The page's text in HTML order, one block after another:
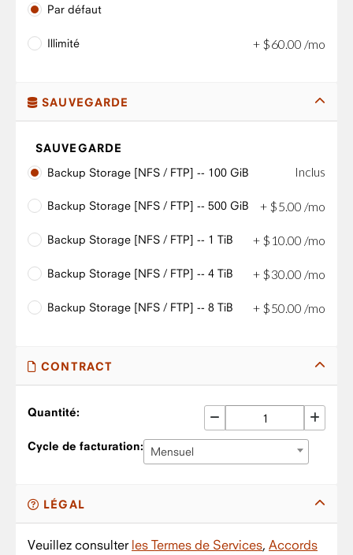
Par défaut
Illimité + $60.00 /mo
SAUVEGARDE
SAUVEGARDE
Backup Storage [NFS / FTP] -- 100 GiB
Inclus
Backup Storage [NFS / FTP] -- 500 GiB + $5.00 /mo
Backup Storage [NFS / FTP] -- 1 TiB + $ 10.00 /mo
Backup Storage [NFS / FTP] -- 4 TiB + $30.00 /mo
Backup Storage [NFS / FTP] -- 8 TiB + $50.00 /mo
CONTRACT
Quantité:
Cycle de facturation: Mensuel
LÉGAL
Veuillez consulter les Termes de Services, Accords